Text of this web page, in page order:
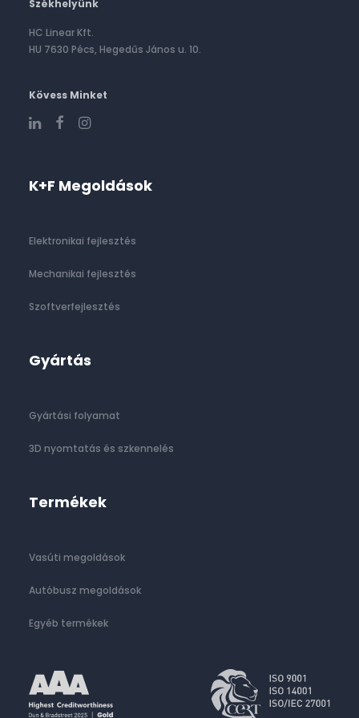
Székhelyünk
HC Linear Kft.
HU 7630 Pécs, Hegedűs János u. 10.
Kövess Minket
K+F Megoldások
Elektronikai fejlesztés
Mechanikai fejlesztés
Szoftverfejlesztés
Gyártás
Gyártási folyamat
3D nyomtatás és szkennelés
Termékek
Vasúti megoldások
Autóbusz megoldások
Egyéb termékek